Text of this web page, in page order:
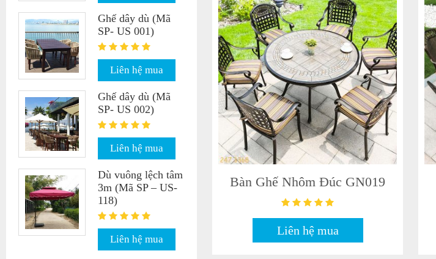
Bàn Ghế Nhôm Đúc GN019
Liên hệ mua
Ghế dây dù (Mã
SP- US 001)
Liên hệ mua
Ghế dây dù (Mã
SP- US 002)
Liên hệ mua
Dù vuông lệch tâm
3m (Mã SP – US-
118)
Liên hệ mua